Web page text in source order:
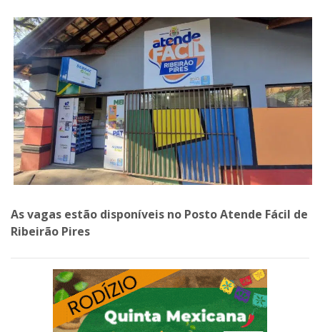
As vagas estão disponíveis no Posto Atende Fácil de
Ribeirão Pires